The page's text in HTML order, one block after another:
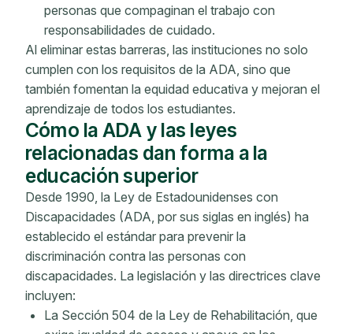
personas que compaginan el trabajo con
responsabilidades de cuidado.
Al eliminar estas barreras, las instituciones no solo
cumplen con los requisitos de la ADA, sino que
también fomentan la equidad educativa y mejoran el
aprendizaje de todos los estudiantes.
Cómo la ADA y las leyes
relacionadas dan forma a la
educación superior
Desde 1990, la Ley de Estadounidenses con
Discapacidades (ADA, por sus siglas en inglés) ha
establecido el estándar para prevenir la
discriminación contra las personas con
discapacidades. La legislación y las directrices clave
incluyen:
La Sección 504 de la Ley de Rehabilitación, que